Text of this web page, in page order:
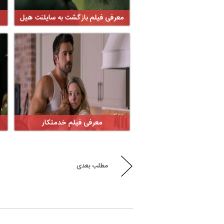
معرفی فیلم بازگشت به سایلنت هیل
معرفی فیلم خدمتکار
مطلب بعدی